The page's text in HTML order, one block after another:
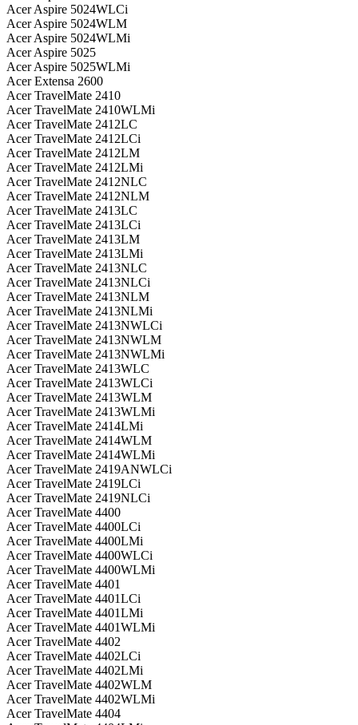
Acer Aspire 5024WLCi
Acer Aspire 5024WLM
Acer Aspire 5024WLMi
Acer Aspire 5025
Acer Aspire 5025WLMi
Acer Extensa 2600
Acer TravelMate 2410
Acer TravelMate 2410WLMi
Acer TravelMate 2412LC
Acer TravelMate 2412LCi
Acer TravelMate 2412LM
Acer TravelMate 2412LMi
Acer TravelMate 2412NLC
Acer TravelMate 2412NLM
Acer TravelMate 2413LC
Acer TravelMate 2413LCi
Acer TravelMate 2413LM
Acer TravelMate 2413LMi
Acer TravelMate 2413NLC
Acer TravelMate 2413NLCi
Acer TravelMate 2413NLM
Acer TravelMate 2413NLMi
Acer TravelMate 2413NWLCi
Acer TravelMate 2413NWLM
Acer TravelMate 2413NWLMi
Acer TravelMate 2413WLC
Acer TravelMate 2413WLCi
Acer TravelMate 2413WLM
Acer TravelMate 2413WLMi
Acer TravelMate 2414LMi
Acer TravelMate 2414WLM
Acer TravelMate 2414WLMi
Acer TravelMate 2419ANWLCi
Acer TravelMate 2419LCi
Acer TravelMate 2419NLCi
Acer TravelMate 4400
Acer TravelMate 4400LCi
Acer TravelMate 4400LMi
Acer TravelMate 4400WLCi
Acer TravelMate 4400WLMi
Acer TravelMate 4401
Acer TravelMate 4401LCi
Acer TravelMate 4401LMi
Acer TravelMate 4401WLMi
Acer TravelMate 4402
Acer TravelMate 4402LCi
Acer TravelMate 4402LMi
Acer TravelMate 4402WLM
Acer TravelMate 4402WLMi
Acer TravelMate 4404